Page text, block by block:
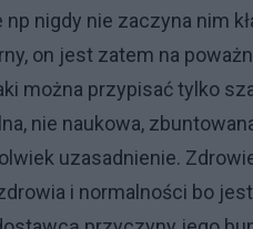
nigdy nie zaczyna nim
on jest zatem na
można przypisać tylko
nie naukowa,
uzasadnienie.
i normalności bo